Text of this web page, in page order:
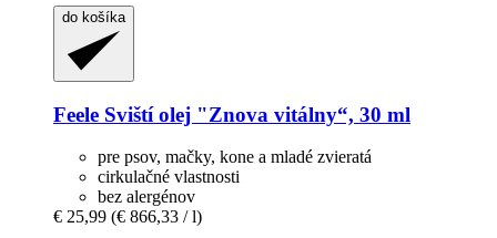
do košíka
Feele Sviští olej "Znova vitálny“, 30 ml
pre psov, mačky, kone a mladé zvieratá
cirkulačné vlastnosti
bez alergénov
€ 25,99 (€ 866,33 / l)